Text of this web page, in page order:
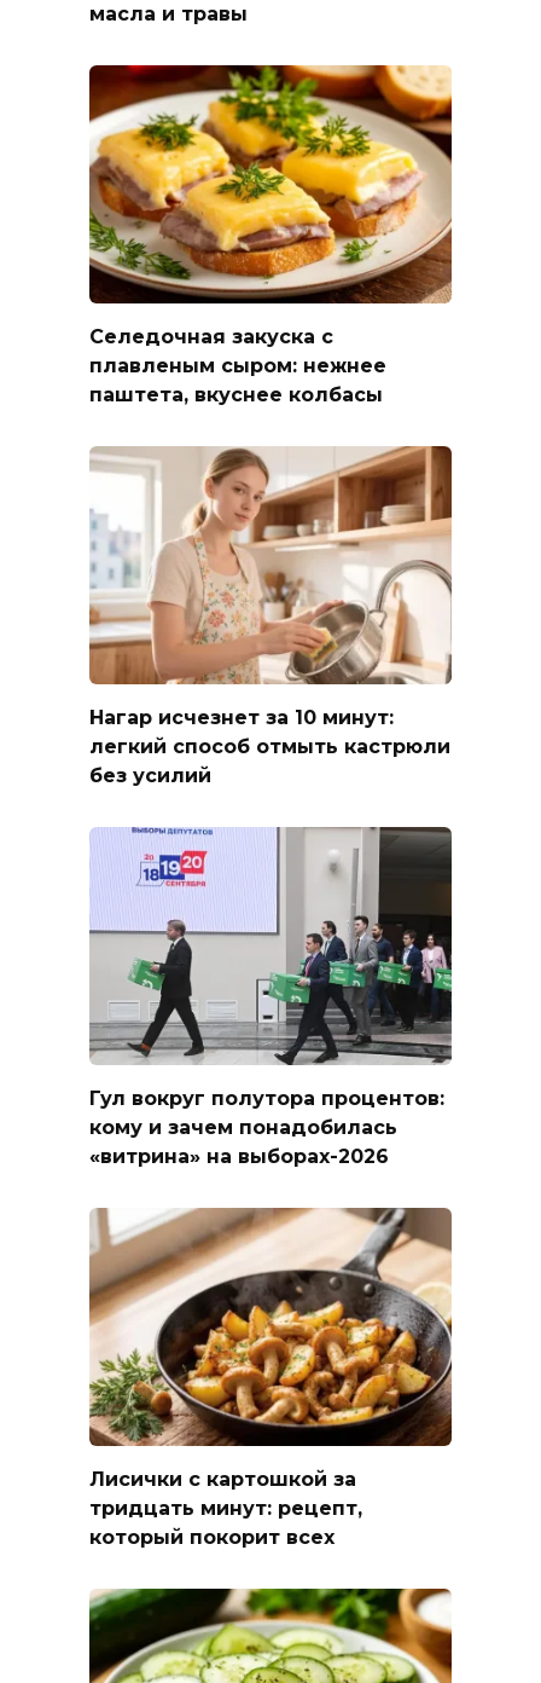
масла и травы
Селедочная закуска с
плавленым сыром: нежнее
паштета, вкуснее колбасы
Нагар исчезнет за 10 минут:
легкий способ отмыть кастрюли
без усилий
Гул вокруг полутора процентов:
кому и зачем понадобилась
«витрина» на выборах-2026
Лисички с картошкой за
тридцать минут: рецепт,
который покорит всех